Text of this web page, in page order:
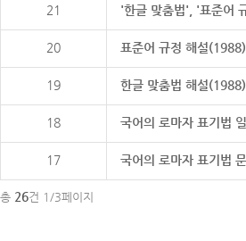
21 '한글 맞춤법', '표준어
20 표준어 규정 해설(1988)
19 한글 맞춤법 해설(1988)
18 국어의 로마자 표기법
17 국어의 로마자 표기법
총 26건 1/3페이지